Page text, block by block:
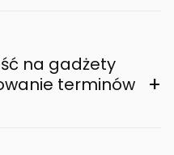
na gadżety
terminów
+